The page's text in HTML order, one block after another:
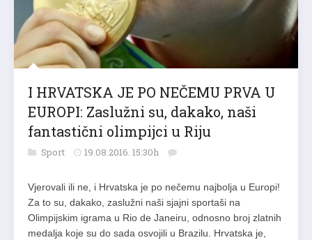
I HRVATSKA JE PO NEČEMU PRVA U
EUROPI: Zaslužni su, dakako, naši
fantastični olimpijci u Riju
Sport 19.08.2016. 15:30h
Vjerovali ili ne, i Hrvatska je po nečemu najbolja u Europi!
Za to su, dakako, zaslužni naši sjajni sportaši na
Olimpijskim igrama u Rio de Janeiru, odnosno broj zlatnih
medalja koje su do sada osvojili u Brazilu. Hrvatska je,